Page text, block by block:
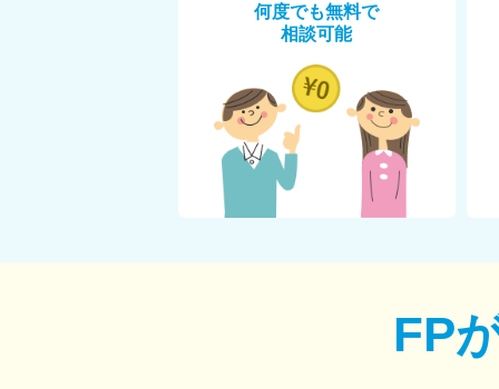
何度でも無料で
相談可能
FP